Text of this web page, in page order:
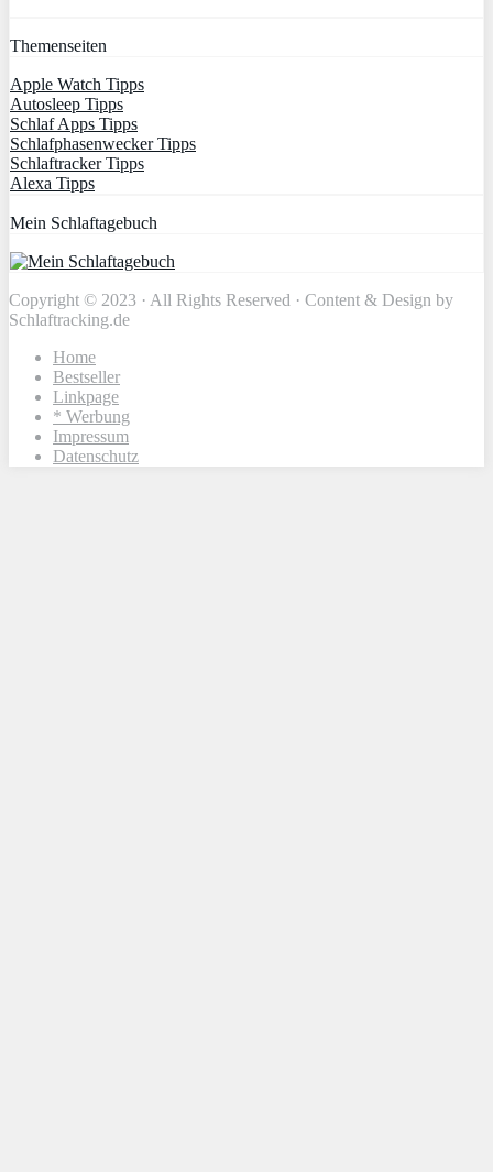
Themenseiten
Apple Watch Tipps
Autosleep Tipps
Schlaf Apps Tipps
Schlafphasenwecker Tipps
Schlaftracker Tipps
Alexa Tipps
Mein Schlaftagebuch
Copyright © 2023 · All Rights Reserved · Content & Design by
Schlaftracking.de
Home
Bestseller
Linkpage
* Werbung
Impressum
Datenschutz